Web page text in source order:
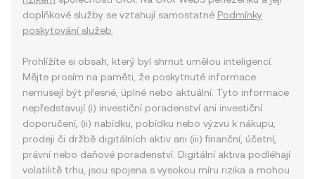
doplňkové služby se vztahují samostatné Podmínky
poskytování služeb
Prohlížíte si obsah, který byl shrnut umělou inteligencí.
Mějte prosím na paměti, že poskytnuté informace
nemusejí být přesné, úplné nebo aktuální. Tyto informace
nepředstavují (i) investiční poradenství ani investiční
doporučení, (ii) nabídku, pobídku nebo výzvu k nákupu,
prodeji či držbě digitálních aktiv ani (iii) finanční, účetní,
právní nebo daňové poradenství. Digitální aktiva podléhají
volatilitě trhu, jsou spojena s vysokou míru rizika a mohou